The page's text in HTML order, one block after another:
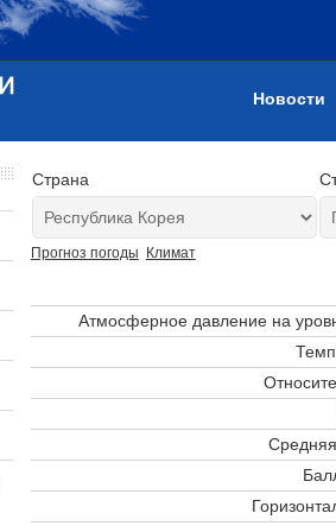
Новости
Страна
Прогноз погоды Климат
Атмосферное давление на